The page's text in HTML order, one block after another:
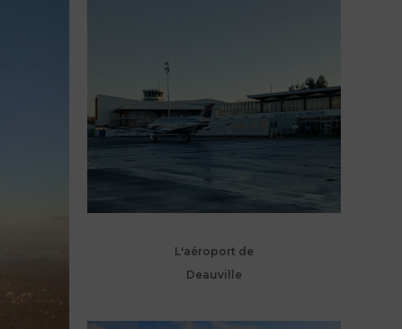
L'aéroport de
Deauville